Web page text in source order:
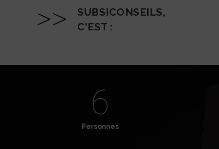
>>
SUBSICONSEILS,
C'EST :
6
Personnes